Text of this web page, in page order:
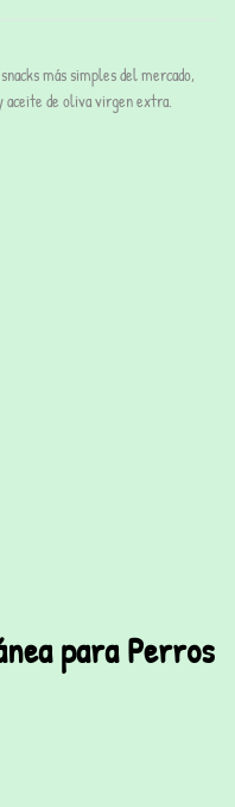
más simples del mercado,
aceite de oliva virgen extra.
para Perros